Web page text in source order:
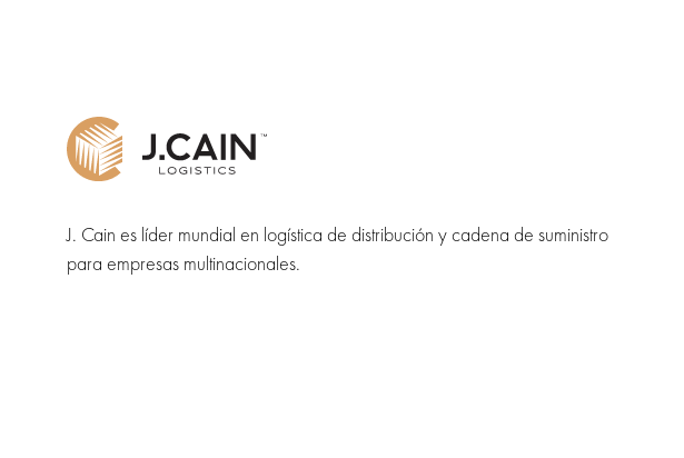
J. Cain es líder mundial en logística de distribución y cadena de suministro
para empresas multinacionales.